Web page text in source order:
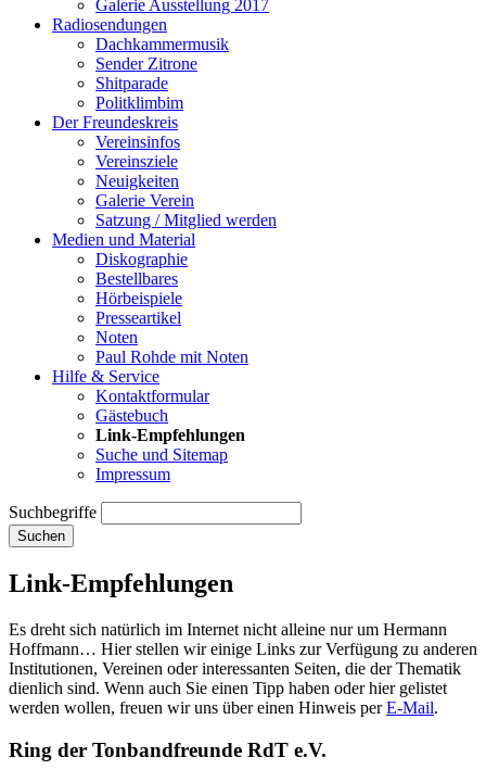
Galerie Ausstellung 2017
Radiosendungen
Dachkammermusik
Sender Zitrone
Shitparade
Politklimbim
Der Freundeskreis
Vereinsinfos
Vereinsziele
Neuigkeiten
Galerie Verein
Satzung / Mitglied werden
Medien und Material
Diskographie
Bestellbares
Hörbeispiele
Presseartikel
Noten
Paul Rohde mit Noten
Hilfe & Service
Kontaktformular
Gästebuch
Link-Empfehlungen
Suche und Sitemap
Impressum
Suchbegriffe
Suchen
Link-Empfehlungen
Es dreht sich natürlich im Internet nicht alleine nur um Hermann
Hoffmann… Hier stellen wir einige Links zur Verfügung zu anderen
Institutionen, Vereinen oder interessanten Seiten, die der Thematik
dienlich sind. Wenn auch Sie einen Tipp haben oder hier gelistet
werden wollen, freuen wir uns über einen Hinweis perE-Mail.
Ring der Tonbandfreunde RdT e.V.